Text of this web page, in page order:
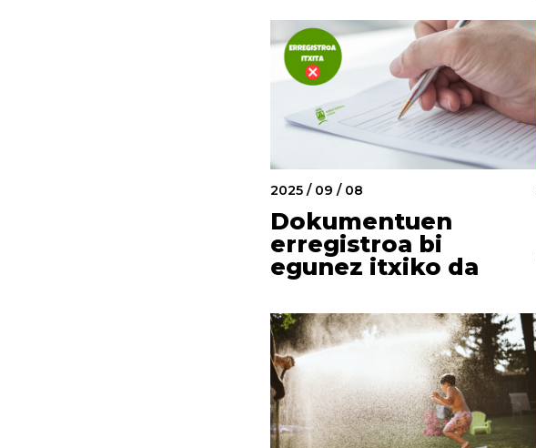
2025 / 09 / 08
Dokumentuen
erregistroa bi
egunez itxiko da